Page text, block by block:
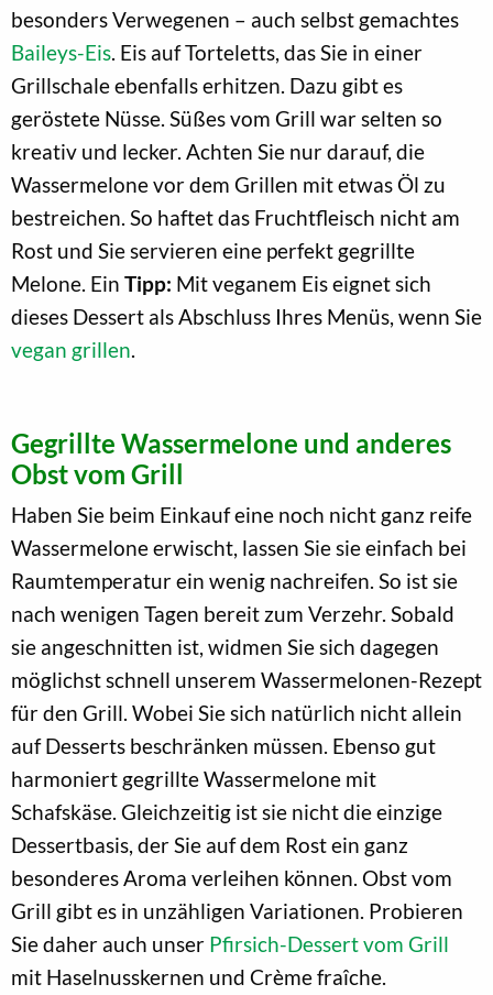
besonders Verwegenen – auch selbst gemachtes
Baileys-Eis. Eis auf Torteletts, das Sie in einer
Grillschale ebenfalls erhitzen. Dazu gibt es
geröstete Nüsse. Süßes vom Grill war selten so
kreativ und lecker. Achten Sie nur darauf, die
Wassermelone vor dem Grillen mit etwas Öl zu
bestreichen. So haftet das Fruchtfleisch nicht am
Rost und Sie servieren eine perfekt gegrillte
Melone. Ein Tipp: Mit veganem Eis eignet sich
dieses Dessert als Abschluss Ihres Menüs, wenn Sie
vegan grillen.
Gegrillte Wassermelone und anderes
Obst vom Grill
Haben Sie beim Einkauf eine noch nicht ganz reife
Wassermelone erwischt, lassen Sie sie einfach bei
Raumtemperatur ein wenig nachreifen. So ist sie
nach wenigen Tagen bereit zum Verzehr. Sobald
sie angeschnitten ist, widmen Sie sich dagegen
möglichst schnell unserem Wassermelonen-Rezept
für den Grill. Wobei Sie sich natürlich nicht allein
auf Desserts beschränken müssen. Ebenso gut
harmoniert gegrillte Wassermelone mit
Schafskäse. Gleichzeitig ist sie nicht die einzige
Dessertbasis, der Sie auf dem Rost ein ganz
besonderes Aroma verleihen können. Obst vom
Grill gibt es in unzähligen Variationen. Probieren
Sie daher auch unser Pfirsich-Dessert vom Grill
mit Haselnusskernen und Crème fraîche.